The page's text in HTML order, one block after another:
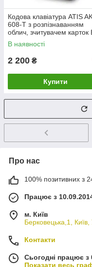
Кодова клавіатура ATIS
608-T з розпізнаванням
облич, зчитувачем карток
Marine/Mifare та
Tuya Smart
В наявності
2 200 ₴
Купити
Про нас
100% позитивних з 24
Працює з
м. Київ
Берковецька,1, Київ,
Контакти
Сьогодні працює з
Показати весь